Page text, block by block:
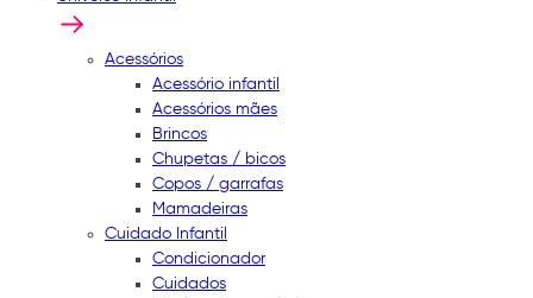
Acessórios
Acessório infantil
Acessórios mães
Brincos
Chupetas / bicos
Copos / garrafas
Mamadeiras
Cuidado Infantil
Condicionador
Cuidados